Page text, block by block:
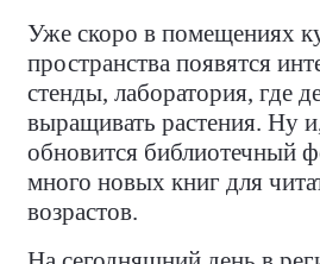
Уже скоро в помещениях
пространства появятся
стенды, лаборатория, где
выращивать растения. Ну
обновится библиотечный
много новых книг для
возрастов.